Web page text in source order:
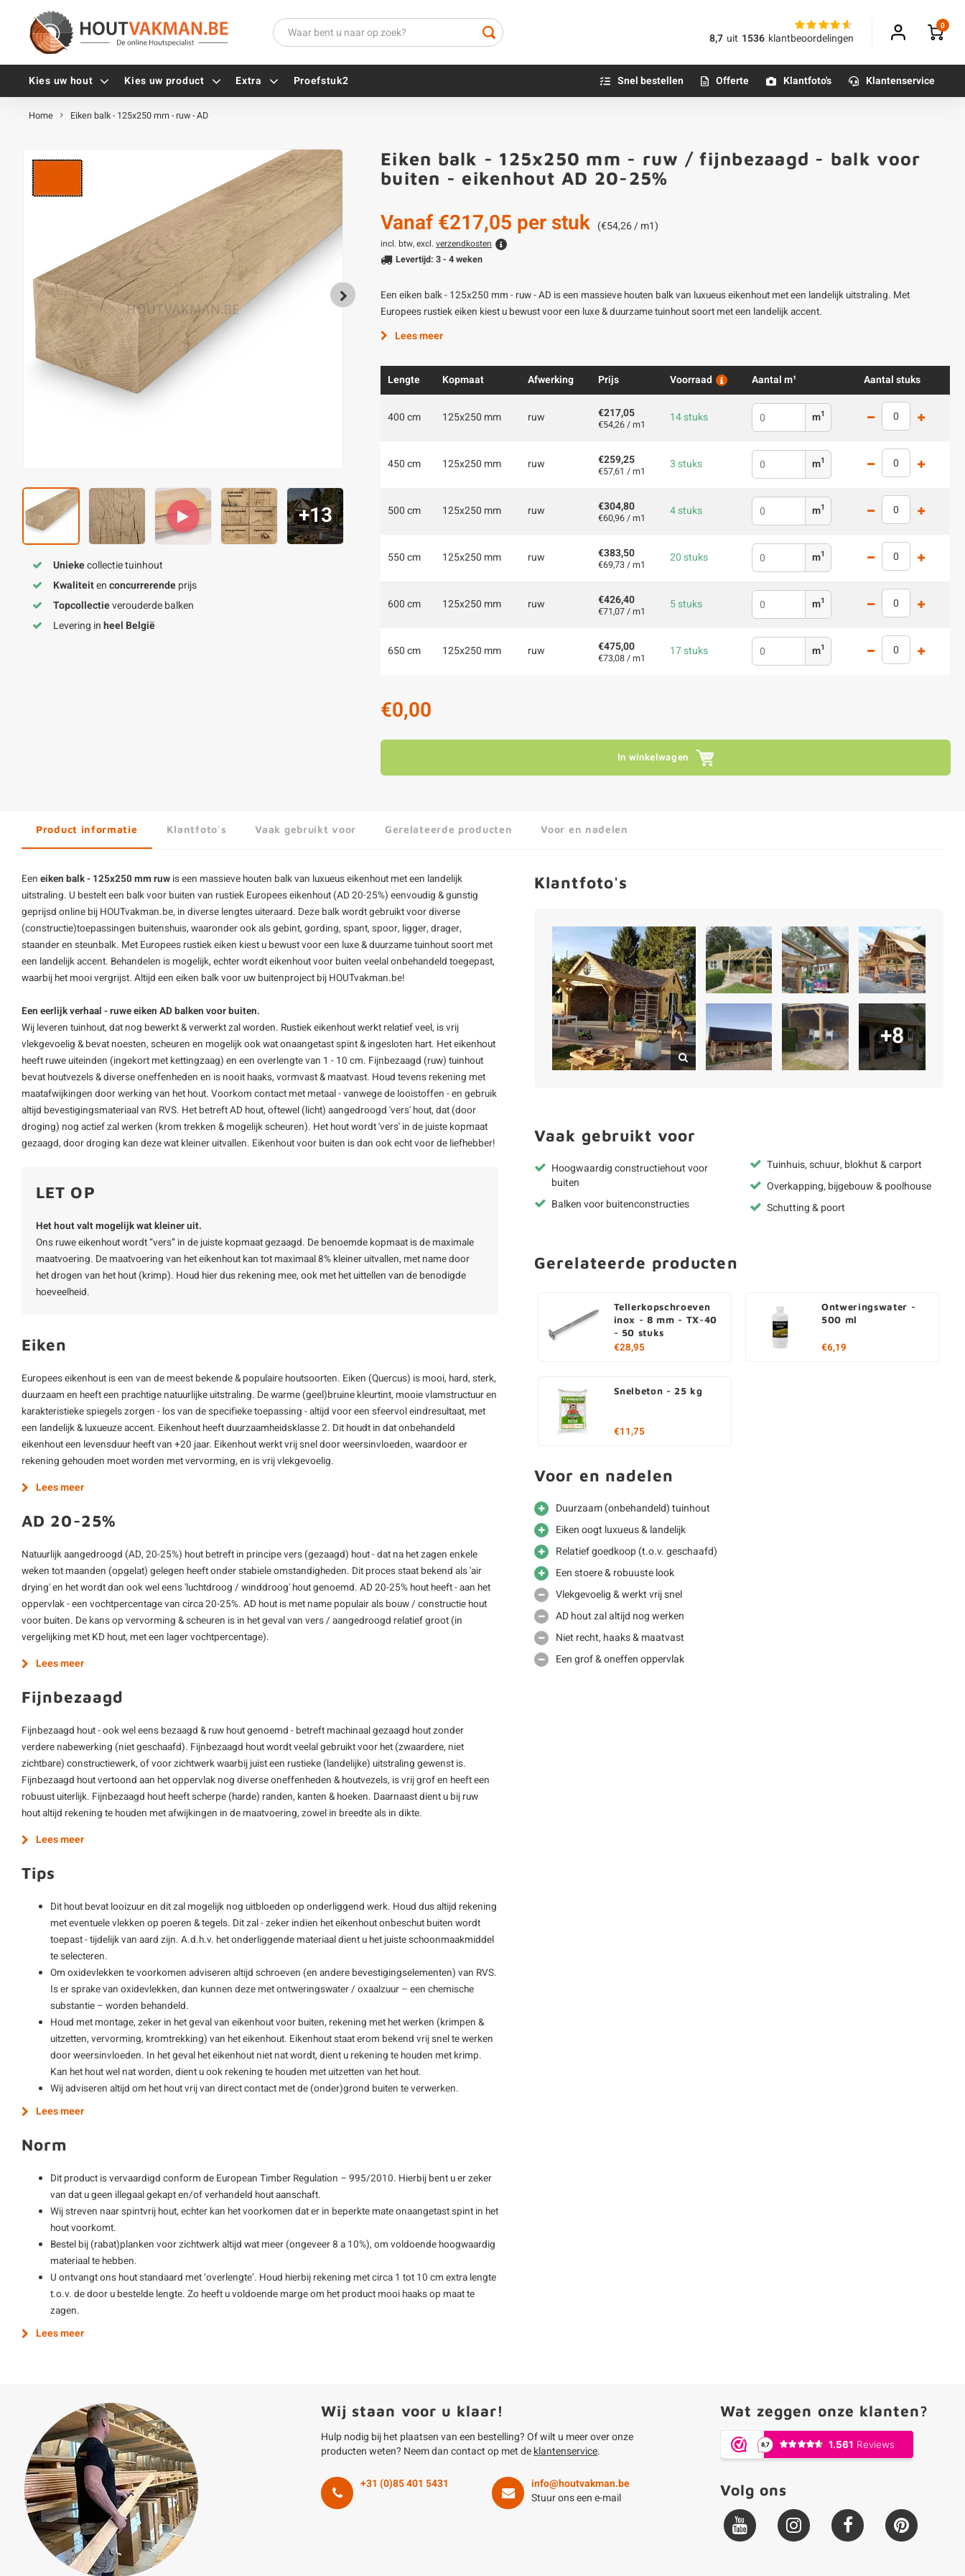
8,7 uit 1536 klantbeoordelingen
0
Kies uw hout Kies uw product Extra
Tellerkopschroeven
Gevelschroeven
Verzinkte schroeven
Zwarte schroeven
Alle vijzen
Paalhouders
Stelplaten
Hoekankers
Terrasdragers
B-fix
PuraFix
Verbindingsstukken
Houten pennen
Blauwsteen sokkels
Olie - voor buiten
Impregneer
Olie en lak - voor binnen
Betonmortels
Alle poten & onderstellen
Proefstuk2 Snel bestellen Offerte Klantfoto's Klantenservice
Home Eiken balk - 125x250 mm - ruw - AD
+13
Uniekecollectie tuinhout
Kwaliteitenconcurrerendeprijs
Topcollectieverouderde balken
Levering inheel België
Eiken balk - 125x250 mm - ruw / fijnbezaagd - balk voor
buiten - eikenhout AD 20-25%
Vanaf€217,05 per stuk (€54,26 / m1)
incl. btw, excl. verzendkosten
Levertijd: 3 - 4 weken
Een eiken balk - 125x250 mm - ruw - AD is een massieve houten balk van luxueus eikenhout met een landelijk uitstraling. Met
Europees rustiek eiken kiest u bewust voor een luxe & duurzame tuinhout soort met een landelijk accent.
Lees meer
Lengte Kopmaat Afwerking Prijs Voorraad Aantal m¹ Aantal stuks
400 cm 125x250 mm ruw €217,05
€54,26 / m1 14 stuks m1
450 cm 125x250 mm ruw €259,25
€57,61 / m1 3 stuks m1
500 cm 125x250 mm ruw €304,80
€60,96 / m1 4 stuks m1
550 cm 125x250 mm ruw €383,50
€69,73 / m1 20 stuks m1
600 cm 125x250 mm ruw €426,40
€71,07 / m1 5 stuks m1
650 cm 125x250 mm ruw €475,00
€73,08 / m1 17 stuks m1
€0,00
In winkelwagen
Product informatie Klantfoto's Vaak gebruikt voor Gerelateerde producten Voor en nadelen
Een eiken balk - 125x250 mm ruw is een massieve houten balk van luxueus eikenhout met een landelijk
uitstraling. U bestelt een balk voor buiten van rustiek Europees eikenhout (AD 20-25%) eenvoudig & gunstig
geprijsd online bij HOUTvakman.be, in diverse lengtes uiteraard. Deze balk wordt gebruikt voor diverse
(constructie)toepassingen buitenshuis, waaronder ook als gebint, gording, spant, spoor, ligger, drager,
staander en steunbalk. Met Europees rustiekeiken kiest u bewust voor een luxe & duurzame tuinhout soort met
een landelijk accent. Behandelen is mogelijk, echter wordt eikenhout voor buiten veelal onbehandeld toegepast,
waarbij het mooi vergrijst. Altijd een eiken balkvoor uw buitenproject bij HOUTvakman.be!
Een eerlijk verhaal - ruwe eiken AD balken voor buiten.
Wij leveren tuinhout, dat nog bewerkt & verwerkt zal worden. Rustiek eikenhout werkt relatief veel, is vrij
vlekgevoelig & bevat noesten, scheuren en mogelijk ook wat onaangetast spint & ingesloten hart. Het eikenhout
heeft ruwe uiteinden (ingekort met kettingzaag) en een overlengte van 1 - 10 cm. Fijnbezaagd (ruw) tuinhout
bevat houtvezels & diverse oneffenheden en is nooit haaks, vormvast & maatvast. Houd tevens rekening met
maatafwijkingen door werking van het hout. Voorkom contact met metaal - vanwege de looistoffen - en gebruik
altijd bevestigingsmateriaal van RVS. Het betreft AD hout, oftewel (licht) aangedroogd 'vers' hout, dat (door
droging) nog actief zal werken (krom trekken & mogelijk scheuren). Het hout wordt 'vers' in de juiste kopmaat
gezaagd, door droging kan deze wat kleiner uitvallen. Eikenhout voor buiten is dan ook echt voor de liefhebber!
LET OP
Het hout valt mogelijk wat kleiner uit.
Ons ruwe eikenhout wordt “vers” in de juiste kopmaat gezaagd. De benoemde kopmaat is de maximale
maatvoering. De maatvoering van het eikenhout kan tot maximaal 8% kleiner uitvallen, met name door
het drogen van het hout (krimp). Houd hier dus rekening mee, ook met het uittellen van de benodigde
hoeveelheid.
Eiken
Europees eikenhout is een van de meest bekende & populaire houtsoorten. Eiken (Quercus) is mooi, hard, sterk,
duurzaam en heeft een prachtige natuurlijke uitstraling. De warme (geel)bruine kleurtint, mooie vlamstructuur en
karakteristieke spiegels zorgen - los van de specifieke toepassing - altijd voor een sfeervol eindresultaat, met
een landelijk & luxueuze accent. Eikenhout heeft duurzaamheidsklasse 2. Dit houdt in dat onbehandeld
eikenhout een levensduur heeft van +20 jaar. Eikenhout werkt vrij snel door weersinvloeden, waardoor er
rekening gehouden moet worden met vervorming, en is vrij vlekgevoelig.
Lees meer
AD 20-25%
Natuurlijk aangedroogd (AD, 20-25%) hout betreft in principe vers (gezaagd) hout - dat na het zagen enkele
weken tot maanden (opgelat) gelegen heeft onder stabiele omstandigheden. Dit proces staat bekend als 'air
drying' en het wordt dan ook wel eens 'luchtdroog / winddroog' hout genoemd. AD 20-25% hout heeft - aan het
oppervlak - een vochtpercentage van circa 20-25%. AD hout is met name populair als bouw / constructie hout
voor buiten. De kans op vervorming & scheuren is in het geval van vers / aangedroogd relatief groot (in
vergelijking met KD hout, met een lager vochtpercentage).
Lees meer
Fijnbezaagd
Fijnbezaagd hout - ook wel eens bezaagd & ruw hout genoemd - betreft machinaal gezaagd hout zonder
verdere nabewerking (niet geschaafd). Fijnbezaagd hout wordt veelal gebruikt voor het (zwaardere, niet
zichtbare) constructiewerk, of voor zichtwerk waarbij juist een rustieke (landelijke) uitstraling gewenst is.
Fijnbezaagd hout vertoond aan het oppervlak nog diverse oneffenheden & houtvezels, is vrij grof en heeft een
robuust uiterlijk. Fijnbezaagd hout heeft scherpe (harde) randen, kanten & hoeken. Daarnaast dient u bij ruw
hout altijd rekening te houden met afwijkingen in de maatvoering, zowel in breedte als in dikte.
Lees meer
Tips
Dit hout bevat looizuur en dit zal mogelijk nog uitbloeden op onderliggend werk. Houd dus altijd rekening
met eventuele vlekken op poeren & tegels. Dit zal - zeker indien het eikenhout onbeschut buiten wordt
toepast - tijdelijk van aard zijn. A.d.h.v. het onderliggende materiaal dient u het juiste schoonmaakmiddel
te selecteren.
Om oxidevlekken te voorkomen adviseren altijd schroeven (en andere bevestigingselementen) van RVS.
Is er sprake van oxidevlekken, dan kunnen deze met ontweringswater / oxaalzuur – een chemische
substantie – worden behandeld.
Houd met montage, zeker in het geval van eikenhout voor buiten, rekening met het werken (krimpen &
uitzetten, vervorming, kromtrekking) van het eikenhout. Eikenhout staat erom bekend vrij snel te werken
door weersinvloeden. In het geval het eikenhout niet nat wordt, dient u rekening te houden met krimp.
Kan het hout wel nat worden, dient u ook rekening te houden met uitzetten van het hout.
Wij adviseren altijd om het hout vrij van direct contact met de (onder)grond buiten te verwerken.
Lees meer
Norm
Dit product is vervaardigd conform de European Timber Regulation – 995/2010. Hierbij bent u er zeker
van dat u geen illegaal gekapt en/of verhandeld hout aanschaft.
Wij streven naar spintvrij hout, echter kan het voorkomen dat er in beperkte mate onaangetast spint in het
hout voorkomt.
Bestel bij (rabat)planken voor zichtwerk altijd wat meer (ongeveer 8 a 10%), om voldoende hoogwaardig
materiaal te hebben.
U ontvangt ons hout standaard met ‘overlengte’. Houd hierbij rekening met circa 1 tot 10 cm extra lengte
t.o.v. de door u bestelde lengte. Zo heeft u voldoende marge om het product mooi haaks op maat te
zagen.
Lees meer
Klantfoto's
+8
Vaak gebruikt voor
Hoogwaardig constructiehout voor
buiten
Balken voor buitenconstructies
Tuinhuis, schuur, blokhut & carport
Overkapping, bijgebouw & poolhouse
Schutting & poort
Gerelateerde producten
Tellerkopschroeven
inox - 8 mm - TX-40
- 50 stuks
€28,95
Ontweringswater -
500 ml
€6,19
Snelbeton - 25 kg
€11,75
Voor en nadelen
Duurzaam (onbehandeld) tuinhout
Eiken oogt luxueus & landelijk
Relatief goedkoop (t.o.v. geschaafd)
Een stoere & robuuste look
Vlekgevoelig & werkt vrij snel
AD hout zal altijd nog werken
Niet recht, haaks & maatvast
Een grof & oneffen oppervlak
Wij staan voor u klaar!
Hulp nodig bij het plaatsen van een bestelling? Of wilt u meer over onze
producten weten? Neem dan contact op met deklantenservice.
+31 (0)85 401 5431
info@houtvakman.be
Stuur ons een e-mail
Wat zeggen onze klanten?
Volg ons